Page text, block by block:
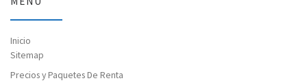
Inicio
Sitemap
Precios y Paquetes De Renta